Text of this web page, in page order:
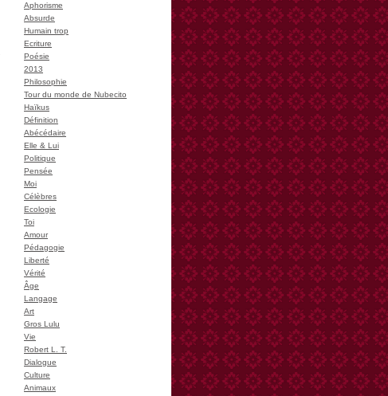
Aphorisme
Absurde
Humain trop
Ecriture
Poésie
2013
Philosophie
Tour du monde de Nubecito
Haïkus
Définition
Abécédaire
Elle & Lui
Politique
Pensée
Moi
Célèbres
Ecologie
Toi
Amour
Pédagogie
Liberté
Vérité
Âge
Langage
Art
Gros Lulu
Vie
Robert L. T.
Dialogue
Culture
Animaux